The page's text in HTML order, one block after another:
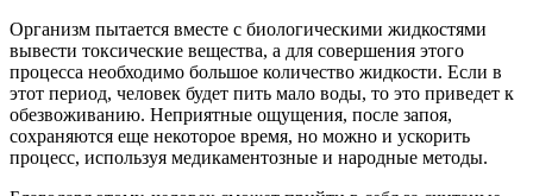
Организм пытается вместе с биологическими жидкостями
вывести токсические вещества, а для совершения этого
процесса необходимо большое количество жидкости. Если в
этот период, человек будет пить мало воды, то это приведет к
обезвоживанию. Неприятные ощущения, после запоя,
сохраняются еще некоторое время, но можно и ускорить
процесс, используя медикаментозные и народные методы.